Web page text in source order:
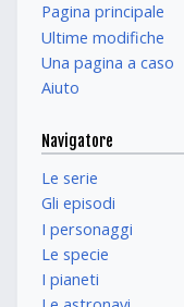
Pagina principale
Ultime modifiche
Una pagina a caso
Aiuto
Navigatore
Le serie
Gli episodi
I personaggi
Le specie
I pianeti